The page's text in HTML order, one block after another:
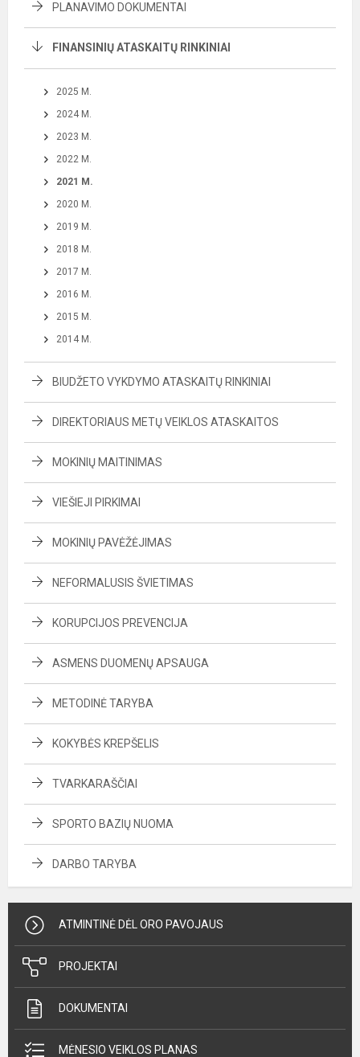
PLANAVIMO DOKUMENTAI
FINANSINIŲ ATASKAITŲ RINKINIAI
2025 M.
2024 M.
2023 M.
2022 M.
2021 M.
2020 M.
2019 M.
2018 M.
2017 M.
2016 M.
2015 M.
2014 M.
BIUDŽETO VYKDYMO ATASKAITŲ RINKINIAI
DIREKTORIAUS METŲ VEIKLOS ATASKAITOS
MOKINIŲ MAITINIMAS
VIEŠIEJI PIRKIMAI
MOKINIŲ PAVĖŽĖJIMAS
NEFORMALUSIS ŠVIETIMAS
KORUPCIJOS PREVENCIJA
ASMENS DUOMENŲ APSAUGA
METODINĖ TARYBA
KOKYBĖS KREPŠELIS
TVARKARAŠČIAI
SPORTO BAZIŲ NUOMA
DARBO TARYBA
ATMINTINĖ DĖL ORO PAVOJAUS
PROJEKTAI
DOKUMENTAI
MĖNESIO VEIKLOS PLANAS